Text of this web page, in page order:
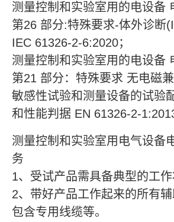
测量控制和实验室用的电设备
第26 部分:特殊要求-体外诊断
IEC 61326-2-6:2020；
测量控制和实验室用的电设备
第21 部分：特殊要求 无电磁
敏感性试验和测量设备的试验
和性能判据 EN 61326-2-
测量控制和实验室用电气设备
务
1、受试产品需具备典型的工作
2、带好产品工作起来的所有辅
包含专用线缆等。